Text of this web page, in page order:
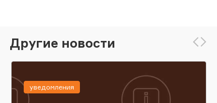
Другие новости
уведомления